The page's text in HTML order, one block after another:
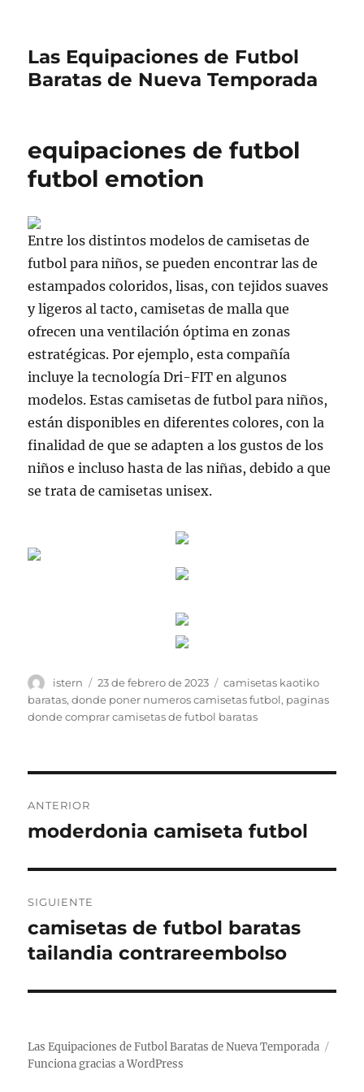
Las Equipaciones de Futbol
Baratas de Nueva Temporada
equipaciones de futbol
futbol emotion
Entre los distintos modelos de camisetas de
futbol para niños, se pueden encontrar las de
estampados coloridos, lisas, con tejidos suaves
y ligeros al tacto, camisetas de malla que
ofrecen una ventilación óptima en zonas
estratégicas. Por ejemplo, esta compañía
incluye la tecnología Dri-FIT en algunos
modelos. Estas camisetas de futbol para niños,
están disponibles en diferentes colores, con la
finalidad de que se adapten a los gustos de los
niños e incluso hasta de las niñas, debido a que
se trata de camisetas unisex.
Autor
istern
Publicado
el
23 de febrero de 2023 Etiquetas
camisetas kaotiko
baratas,donde poner numeros camisetas futbol, paginas
donde comprar camisetas de futbol baratas
de
ANTERIOR
Entrada
moderdonia camiseta futbol
SIGUIENTE
Entrada
siguiente:
camisetas de futbol baratas
tailandia contrareembolso
Las Equipaciones de Futbol Baratas de Nueva Temporada
Funciona gracias a WordPress